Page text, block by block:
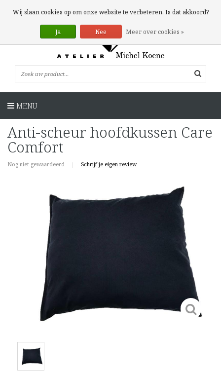
0 Artikelen
MENU
Anti-scheur hoofdkussen Care
Comfort
Nog niet gewaardeerd | Schrijf je eigen review
Wij slaan cookies op om onze website te verbeteren. Is dat akkoord?
Ja Nee Meer over cookies »